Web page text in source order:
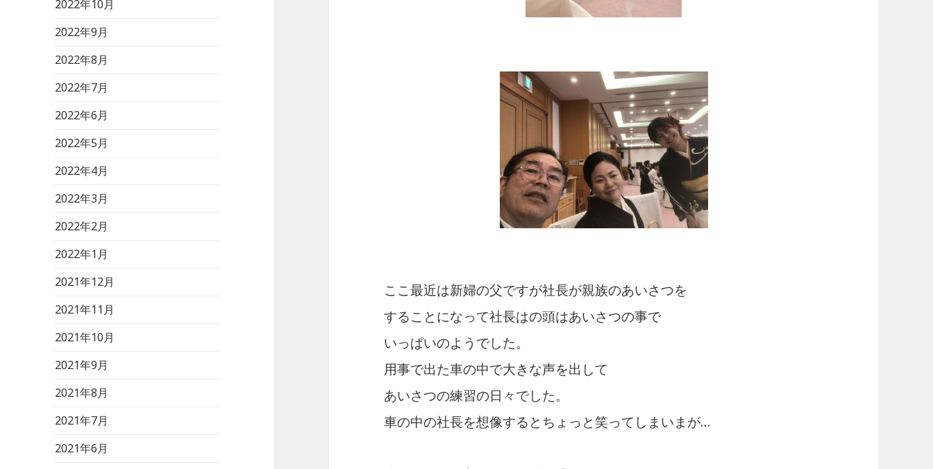
2022年10月
2022年9月
2022年8月
2022年7月
2022年6月
2022年5月
2022年4月
2022年3月
2022年2月
2022年1月
2021年12月
2021年11月
2021年10月
2021年9月
2021年8月
2021年7月
2021年6月
ここ最近は新婦の父ですが社長が親族のあいさつを
することになって社長はの頭はあいさつの事で
いっぱいのようでした。
用事で出た車の中で大きな声を出して
あいさつの練習の日々でした。
車の中の社長を想像するとちょっと笑ってしまいまが…